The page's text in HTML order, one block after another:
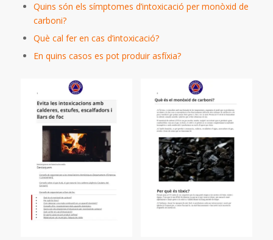
Quins són els símptomes d’intoxicació per monòxid de
carboni?
Què cal fer en cas d’intoxicació?
En quins casos es pot produir asfíxia?